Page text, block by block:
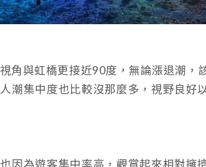
角與虹橋更接近90度，無論漲退潮，
潮集中度也比較沒那麼多，視野良好
因為遊客集中率高，觀賞起來相對擁